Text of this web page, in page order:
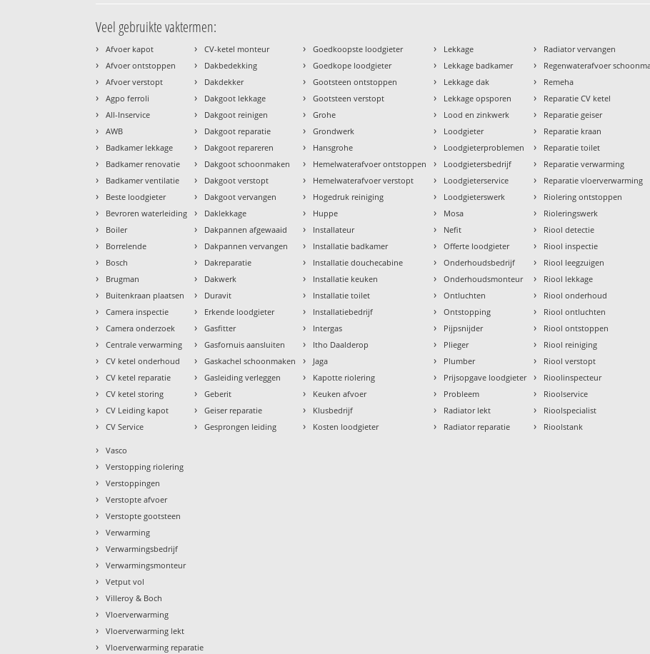
Veel gebruikte vaktermen:
› Afvoer kapot
› Afvoer ontstoppen
› Afvoer verstopt
› Agpo ferroli
› All-Inservice
› AWB
› Badkamer lekkage
› Badkamer renovatie
› Badkamer ventilatie
› Beste loodgieter
› Bevroren waterleiding
› Boiler
› Borrelende
› Bosch
› Brugman
› Buitenkraan plaatsen
› Camera inspectie
› Camera onderzoek
› Centrale verwarming
› CV ketel onderhoud
› CV ketel reparatie
› CV ketel storing
› CV Leiding kapot
› CV Service
› CV-ketel monteur
› Dakbedekking
› Dakdekker
› Dakgoot lekkage
› Dakgoot reinigen
› Dakgoot reparatie
› Dakgoot repareren
› Dakgoot schoonmaken
› Dakgoot verstopt
› Dakgoot vervangen
› Daklekkage
› Dakpannen afgewaaid
› Dakpannen vervangen
› Dakreparatie
› Dakwerk
› Duravit
› Erkende loodgieter
› Gasfitter
› Gasfornuis aansluiten
› Gaskachel schoonmaken
› Gasleiding verleggen
› Geberit
› Geiser reparatie
› Gesprongen leiding
› Goedkoopste loodgieter
› Goedkope loodgieter
› Gootsteen ontstoppen
› Gootsteen verstopt
› Grohe
› Grondwerk
› Hansgrohe
› Hemelwaterafvoer ontstoppen
› Hemelwaterafvoer verstopt
› Hogedruk reiniging
› Huppe
› Installateur
› Installatie badkamer
› Installatie douchecabine
› Installatie keuken
› Installatie toilet
› Installatiebedrijf
› Intergas
› Itho Daalderop
› Jaga
› Kapotte riolering
› Keuken afvoer
› Klusbedrijf
› Kosten loodgieter
› Lekkage
› Lekkage badkamer
› Lekkage dak
› Lekkage opsporen
› Lood en zinkwerk
› Loodgieter
› Loodgieterproblemen
› Loodgietersbedrijf
› Loodgieterservice
› Loodgieterswerk
› Mosa
› Nefit
› Offerte loodgieter
› Onderhoudsbedrijf
› Onderhoudsmonteur
› Ontluchten
› Ontstopping
› Pijpsnijder
› Plieger
› Plumber
› Prijsopgave loodgieter
› Probleem
› Radiator lekt
› Radiator reparatie
› Radiator vervangen
› Regenwaterafvoer
› Remeha
› Reparatie CV ketel
› Reparatie geiser
› Reparatie kraan
› Reparatie toilet
› Reparatie verwarming
› Reparatie vloerverwarming
› Riolering ontstoppen
› Rioleringswerk
› Riool detectie
› Riool inspectie
› Riool leegzuigen
› Riool lekkage
› Riool onderhoud
› Riool ontluchten
› Riool ontstoppen
› Riool reiniging
› Riool verstopt
› Rioolinspecteur
› Rioolservice
› Rioolspecialist
› Rioolstank
› Vasco
› Verstopping riolering
› Verstoppingen
› Verstopte afvoer
› Verstopte gootsteen
› Verwarming
› Verwarmingsbedrijf
› Verwarmingsmonteur
› Vetput vol
› Villeroy & Boch
› Vloerverwarming
› Vloerverwarming lekt
› Vloerverwarming reparatie